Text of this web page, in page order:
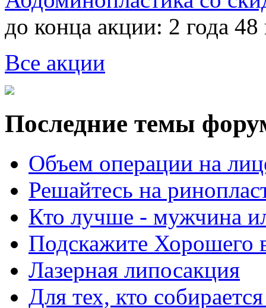
до конца акции: 2 года 48
Все акции
Последние темы
Объем операции на
Решайтесь на
Кто лучше - мужчина
Подскажите Хорошего
Лазерная липосакция
Для тех, кто